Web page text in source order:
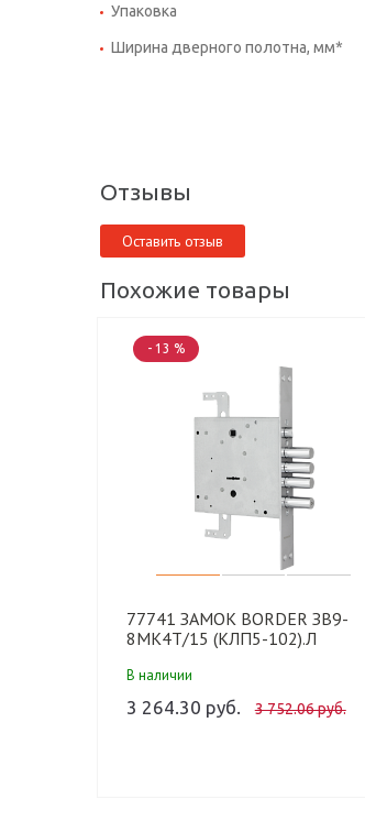
Упаковка
Ширина дверного полотна, мм*
Отзывы
Оставить отзыв
Похожие товары
- 13 %
77741 ЗАМОК BORDER ЗВ9-
8МК4Т/15 (КЛП5-102).Л
В наличии
3 264.30 руб. 3 752.06 руб.